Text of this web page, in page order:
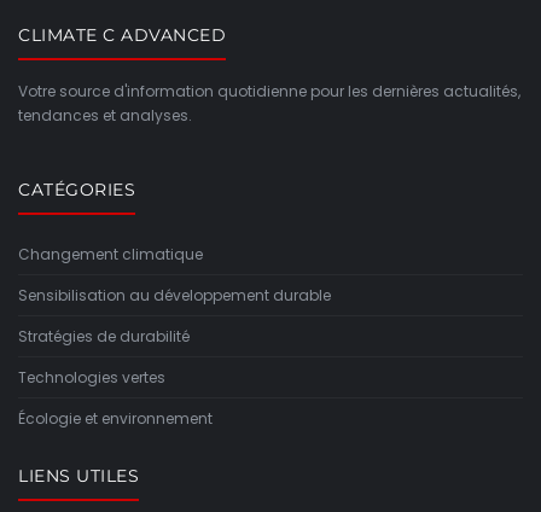
CLIMATE C ADVANCED
Votre source d'information quotidienne pour les dernières actualités,
tendances et analyses.
CATÉGORIES
Changement climatique
Sensibilisation au développement durable
Stratégies de durabilité
Technologies vertes
Écologie et environnement
LIENS UTILES